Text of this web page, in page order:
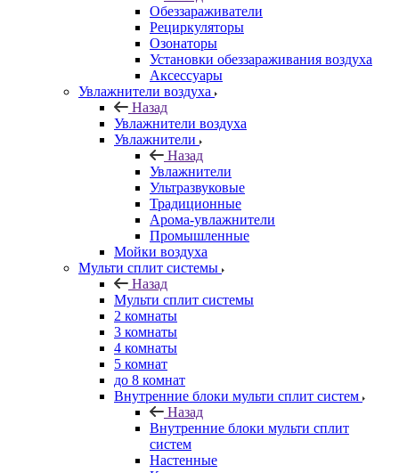
Обеззараживатели
Рециркуляторы
Озонаторы
Установки обеззараживания воздуха
Аксессуары
Увлажнители воздуха
Назад
Увлажнители воздуха
Увлажнители
Назад
Увлажнители
Ультразвуковые
Традиционные
Арома-увлажнители
Промышленные
Мойки воздуха
Мульти сплит системы
Назад
Мульти сплит системы
2 комнаты
3 комнаты
4 комнаты
5 комнат
до 8 комнат
Внутренние блоки мульти сплит систем
Назад
Внутренние блоки мульти сплит
систем
Настенные